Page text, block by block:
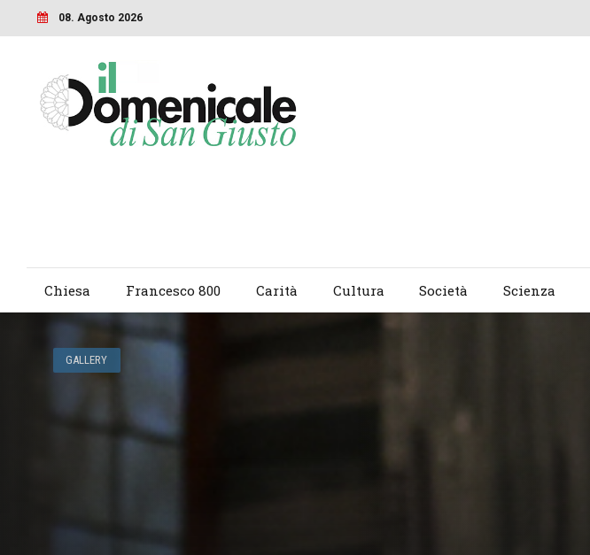
08. Agosto 2026
Chiesa Francesco 800 Carità Cultura Società Scienza
GALLERY